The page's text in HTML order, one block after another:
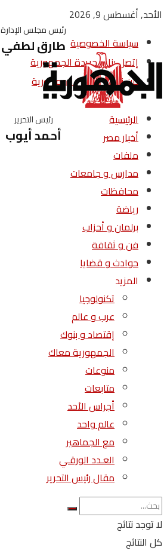
الأحد, أغسطس 9, 2026
سياسة الخصوصية
إتصل بنا – جريدة الجمهورية
من نحن – جريدة الجمهورية
رئيس مجلس الإدارة
طارق لطفي
رئيس التحرير
أحمد أيوب
الرئيسية
أخبار مصر
ملفات
مدارس و جامعات
محافظات
رياضة
برلمان و أحزاب
فن و ثقافة
حوادث و قضايا
المزيد
تكنولوجيا
عرب و عالم
إقتصاد و بنوك
الجمهورية معاك
منوعات
متابعات
أجراس الأحد
عالم واحد
مع الجماهير
العـدد الورقـي
مقال رئيس التحرير
لا توجد نتائج
كل النتائج